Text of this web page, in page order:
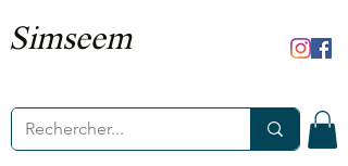
Simseem